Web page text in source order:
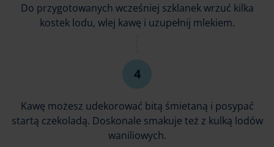
Do przygotowanych wcześniej szklanek wrzuć kilka
kostek lodu, wlej kawę i uzupełnij mlekiem.
Kawę możesz udekorować bitą śmietaną i posypać
startą czekoladą. Doskonale smakuje też z kulką lodów
waniliowych.